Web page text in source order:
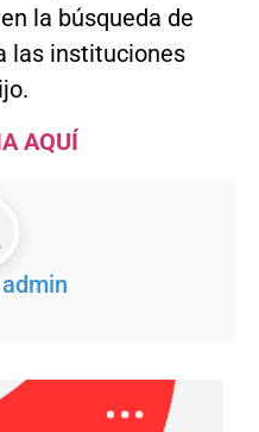
la búsqueda de
las instituciones
AQUÍ
admin